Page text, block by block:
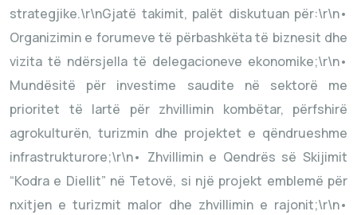
strategjike.\r\nGjatë takimit, palët diskutuan për:\r\n•
Organizimin e forumeve të përbashkëta të biznesit dhe
vizita të ndërsjella të delegacioneve ekonomike;\r\n•
Mundësitë për investime saudite në sektorë me
prioritet të lartë për zhvillimin kombëtar, përfshirë
agrokulturën, turizmin dhe projektet e qëndrueshme
infrastrukturore;\r\n• Zhvillimin e Qendrës së Skijimit
“Kodra e Diellit” në Tetovë, si një projekt emblemë për
nxitjen e turizmit malor dhe zhvillimin e rajonit;\r\n•